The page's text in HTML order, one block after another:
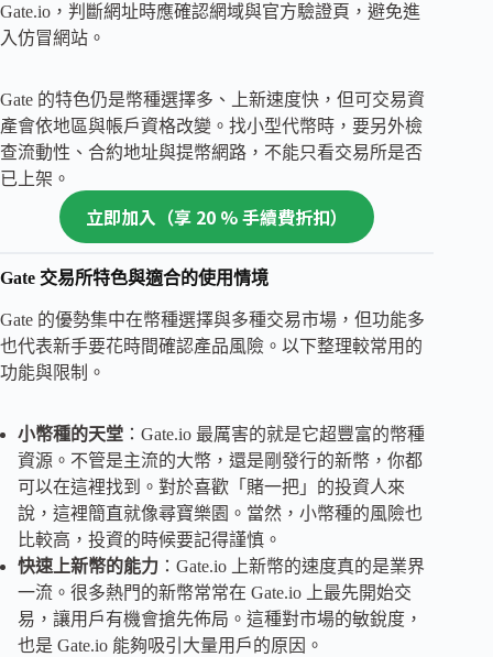
Gate.io，判斷網址時應確認網域與官方驗證頁，避免進
入仿冒網站。
Gate 的特色仍是幣種選擇多、上新速度快，但可交易資
產會依地區與帳戶資格改變。找小型代幣時，要另外檢
查流動性、合約地址與提幣網路，不能只看交易所是否
已上架。
立即加入（享 20 % 手續費折扣）
Gate 交易所特色與適合的使用情境
Gate 的優勢集中在幣種選擇與多種交易市場，但功能多
也代表新手要花時間確認產品風險。以下整理較常用的
功能與限制。
小幣種的天堂 ：Gate.io 最厲害的就是它超豐富的幣種
資源。不管是主流的大幣，還是剛發行的新幣，你都
可以在這裡找到。對於喜歡「賭一把」的投資人來
說，這裡簡直就像尋寶樂園。當然，小幣種的風險也
比較高，投資的時候要記得謹慎。
快速上新幣的能力 ：Gate.io 上新幣的速度真的是業界
一流。很多熱門的新幣常常在 Gate.io 上最先開始交
易，讓用戶有機會搶先佈局。這種對市場的敏銳度，
也是 Gate.io 能夠吸引大量用戶的原因。